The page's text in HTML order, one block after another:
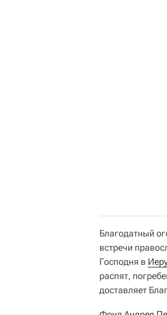
Благодатный
встречи
Господня в
распят,
доставляет